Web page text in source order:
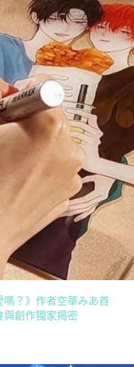
嗎？》作者空華みあ首
與創作獨家揭密